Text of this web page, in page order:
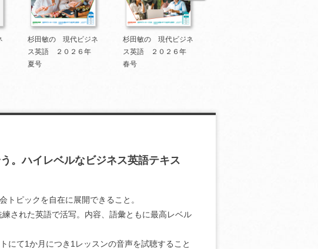
杉田敏の 現代ビジネ
ス英語 ２０２６年
夏号
杉田敏の 現代ビジネ
ス英語 ２０２６年
春号
。ハイレベルなビジネス英語テキス
トピックを自在に展開できること。
された英語で活写。内容、語彙ともに最高レベル
にて1か月につき1レッスンの音声を試聴すること